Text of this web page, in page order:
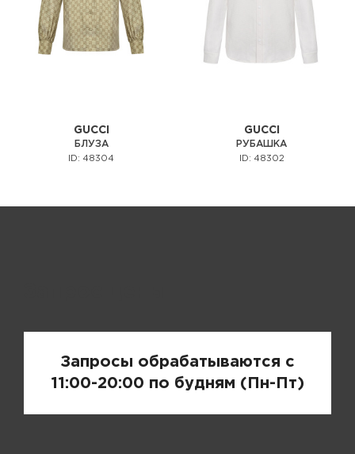
GUCCI
БЛУЗА
ID: 48304
GUCCI
РУБАШКА
ID: 48302
Запросы обрабатываются с
11:00-20:00 по будням (Пн-Пт)